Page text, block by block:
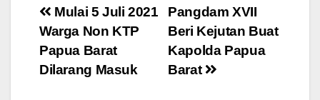
Post
navigation
Pangdam XVII
Beri Kejutan Buat
Kapolda Papua
Barat
Mulai 5 Juli 2021
Warga Non KTP
Papua Barat
Dilarang Masuk